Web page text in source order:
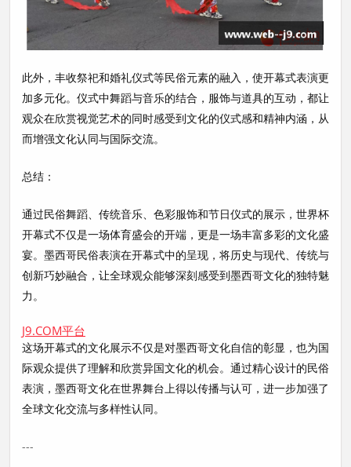
此外，丰收祭祀和婚礼仪式等民俗元素的融入，使开幕式表演更
加多元化。仪式中舞蹈与音乐的结合，服饰与道具的互动，都让
观众在欣赏视觉艺术的同时感受到文化的仪式感和精神内涵，从
而增强文化认同与国际交流。
总结：
通过民俗舞蹈、传统音乐、色彩服饰和节日仪式的展示，世界杯
开幕式不仅是一场体育盛会的开端，更是一场丰富多彩的文化盛
宴。墨西哥民俗表演在开幕式中的呈现，将历史与现代、传统与
创新巧妙融合，让全球观众能够深刻感受到墨西哥文化的独特魅
力。
J9.COM平台
这场开幕式的文化展示不仅是对墨西哥文化自信的彰显，也为国
际观众提供了理解和欣赏异国文化的机会。通过精心设计的民俗
表演，墨西哥文化在世界舞台上得以传播与认可，进一步加强了
全球文化交流与多样性认同。
---